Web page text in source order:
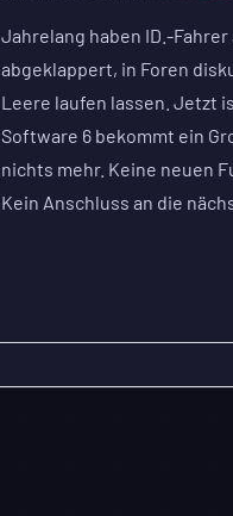
Jahrelang haben ID.-
abgeklappert, in Foren
Leere laufen lassen. Jetzt
Software 6 bekommt ein
nichts mehr. Keine neuen
Kein Anschluss an die